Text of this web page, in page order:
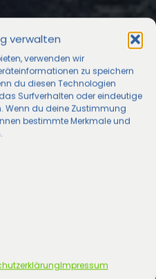
verwalten
verwenden wir
zu speichern
du diesen Technologien
Surfverhalten oder eindeutige
Wenn du deine Zustimmung
bestimmte Merkmale und
Impressum